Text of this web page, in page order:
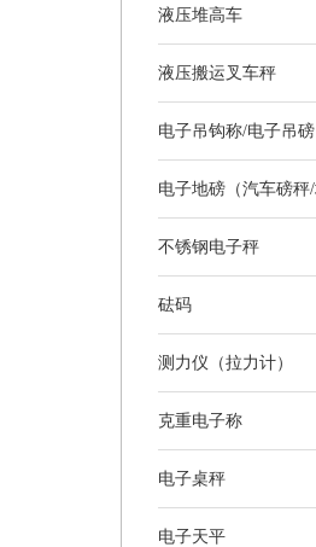
液压堆高车
液压搬运叉车秤
电子吊钩称/电子吊磅
不锈钢电子秤
砝码
测力仪（拉力计）
克重电子称
电子桌秤
电子天平